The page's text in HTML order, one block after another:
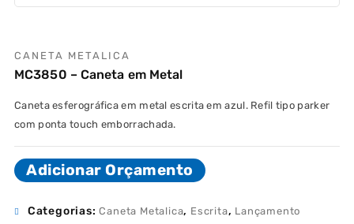
CANETA METALICA
MC3850 – Caneta em Metal
Caneta esferográfica em metal escrita em azul. Refil tipo parker
com ponta touch emborrachada.
Adicionar Orçamento
Categorias:Caneta Metalica, Escrita, Lançamento